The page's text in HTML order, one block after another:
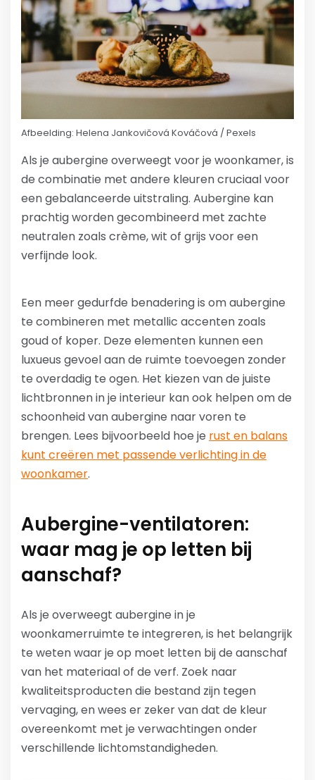
Afbeelding: Helena Jankovičová Kováčová / Pexels
Als je aubergine overweegt voor je woonkamer, is
de combinatie met andere kleuren cruciaal voor
een gebalanceerde uitstraling. Aubergine kan
prachtig worden gecombineerd met zachte
neutralen zoals crème, wit of grijs voor een
verfijnde look.
Een meer gedurfde benadering is om aubergine
te combineren met metallic accenten zoals
goud of koper. Deze elementen kunnen een
luxueus gevoel aan de ruimte toevoegen zonder
te overdadig te ogen. Het kiezen van de juiste
lichtbronnen in je interieur kan ook helpen om de
schoonheid van aubergine naar voren te
brengen. Lees bijvoorbeeld hoe je rust en balans
kunt creëren met passende verlichting in de
woonkamer.
Aubergine-ventilatoren:
waar mag je op letten bij
aanschaf?
Als je overweegt aubergine in je
woonkamerruimte te integreren, is het belangrijk
te weten waar je op moet letten bij de aanschaf
van het materiaal of de verf. Zoek naar
kwaliteitsproducten die bestand zijn tegen
vervaging, en wees er zeker van dat de kleur
overeenkomt met je verwachtingen onder
verschillende lichtomstandigheden.